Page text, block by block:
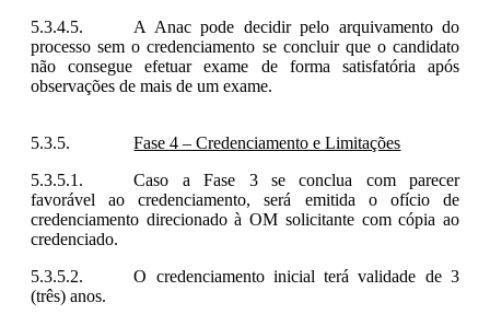
A Anac pode decidir pelo arquivamento do
processo sem o credenciamento se concluir que o candidato
não consegue efetuar exame de forma satisfatória após
observações de mais de um exame.
Fase 4 – Credenciamento e Limitações
Caso a Fase 3 se conclua com parecer
favorável ao credenciamento, será emitida o ofício de
credenciamento direcionado à OM solicitante com cópia ao
credenciado.
O credenciamento inicial terá validade de 3
(três) anos.